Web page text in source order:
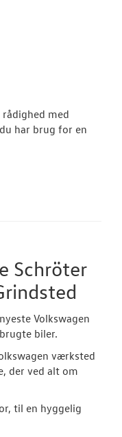
med
har brug for en
Schröter
Volkswagen
biler.
værksted
der ved alt om
til en hyggelig